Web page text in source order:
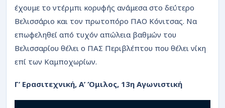
έχουμε το ντέρμπι κορυφής ανάμεσα στο δεύτερο
Βελισσάριο και τον πρωτοπόρο ΠΑΟ Κόνιτσας. Να
επωφεληθεί από τυχόν απώλεια βαθμών του
Βελισσαρίου θέλει ο ΠΑΣ Περιβλέπτου που θέλει νίκη
επί των Καμποχωρίων.
Γ’ Ερασιτεχνική, Α’ Όμιλος, 13η Αγωνιστική